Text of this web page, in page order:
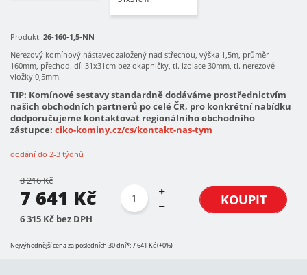
Produkt: 26-160-1,5-NN
Nerezový komínový nástavec založený nad střechou, výška 1,5m, průměr
160mm, přechod. díl 31x31cm bez okapničky, tl. izolace 30mm, tl. nerezové
vložky 0,5mm.
TIP: Komínové sestavy standardně dodáváme prostřednictvím
našich obchodních partnerů po celé ČR, pro konkrétní nabídku
dodporučujeme kontaktovat regionálního obchodního
zástupce: ciko-kominy.cz/cs/kontakt-nas-tym
dodání do 2-3 týdnů
8 216 Kč
7 641 Kč
6 315 Kč bez DPH
KOUPIT
Nejvýhodnější cena za posledních 30 dní*: 7 641 Kč (+0%)